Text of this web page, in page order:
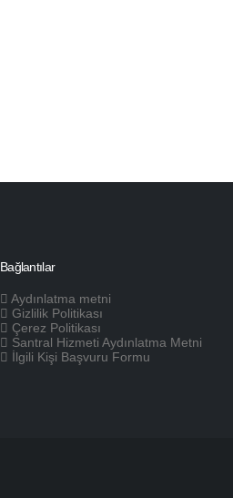
Bağlantılar
Aydınlatma metni
Gizlilik Politikası
Çerez Politikası
Santral Hizmeti Aydınlatma Metni
İlgili Kişi Başvuru Formu